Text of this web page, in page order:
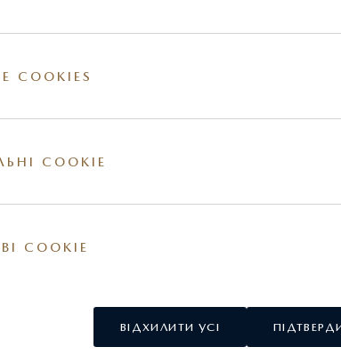
детальною інформацією стосовно вартості та наявності
елементи обладнання можуть відрізнятись. Постачальник
COOKIES
COOKIE
COOKIE
ВІДХИЛИТИ УСІ